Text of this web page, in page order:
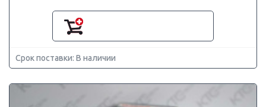
Срок поставки: В наличии